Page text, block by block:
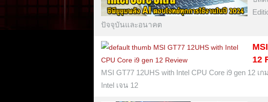
ปัจจุบันและอนาคต
12
MSI GT77 12UHS with Intel CPU Core i9 gen
Intel เจน 12